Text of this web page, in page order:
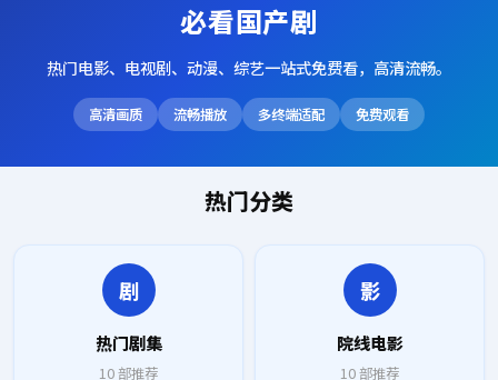
必看国产剧
热门电影、电视剧、动漫、综艺一站式免费看，高清流畅。
高清画质 流畅播放 多终端适配 免费观看
热门分类
剧
热门剧集
10部推荐
影
院线电影
10部推荐